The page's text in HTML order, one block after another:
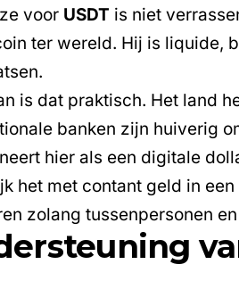
voor USDT is niet
ter wereld. Hij is liquide,
is dat praktisch. Het land
banken zijn huiverig
hier als een digitale
het met contant geld in
zolang tussenpersonen